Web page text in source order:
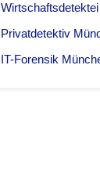
Privatdetektiv
IT-Forensik